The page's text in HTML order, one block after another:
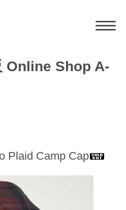
Online Shop A-
Plaid Camp Cap